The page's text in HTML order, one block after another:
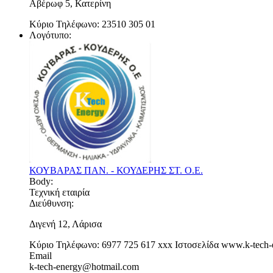
Αβέρωφ 5, Κατερίνη
Κύριο Τηλέφωνο: 23510 305 01
Λογότυπο:
ΚΟΥΒΑΡΑΣ ΠΑΝ. - ΚΟΥΔΕΡΗΣ ΣΤ. Ο.Ε.
Body:
Τεχνική εταιρία
Διεύθυνση:
Διγενή 12, Λάρισα
Κύριο Τηλέφωνο: 6977 725 617 xxx Ιστοσελίδα www.k-tech-
Email
k-tech-energy@hotmail.com